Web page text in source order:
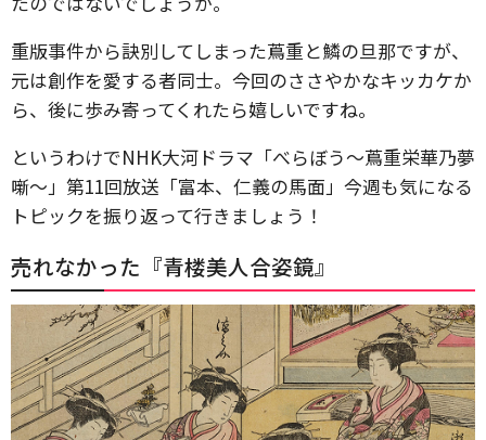
重版事件から訣別してしまった蔦重と鱗の旦那ですが、
元は創作を愛する者同士。今回のささやかなキッカケか
ら、後に歩み寄ってくれたら嬉しいですね。
というわけでNHK大河ドラマ「べらぼう～蔦重栄華乃夢
噺～」第11回放送「富本、仁義の馬面」今週も気になる
トピックを振り返って行きましょう！
売れなかった『青楼美人合姿鏡』